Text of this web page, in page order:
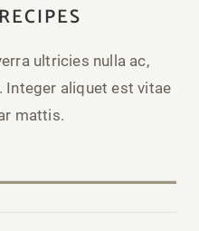
ultricies nulla ac,
aliquet est vitae
mattis.